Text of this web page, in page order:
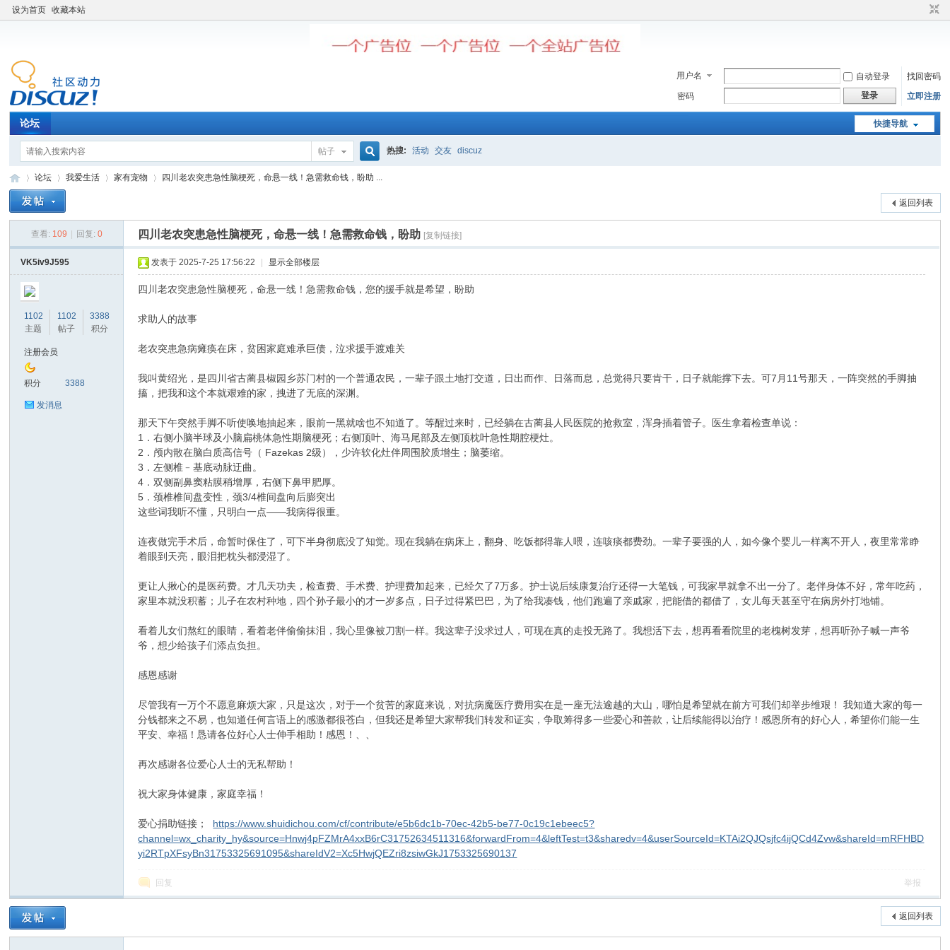
设为首页 收藏本站
用户名 自动登录
找回密码
密码
登录 立即注册
快捷导航
论坛
帖子
搜
索
热搜: 活动 交友 discuz
论坛
›
我爱生活
›
家有宠物
›
四川老农突患急性脑梗死，命悬一线！急需救命钱，盼助 ...
返回列表
查看: 109 回复: 0 四川老农突患急性脑梗死，命悬一线！急需救命钱，盼助 [复制链接]
VK5iv9J595
1102
主题
1102
帖子
3388
积分
注册会员
积分 3388
发消息
发表于 2025-7-25 17:56:22 显示全部楼层
四川老农突患急性脑梗死，命悬一线！急需救命钱，您的援手就是希望，盼助
求助人的故事
老农突患急病瘫痪在床，贫困家庭难承巨债，泣求援手渡难关
我叫黄绍光，是四川省古蔺县椒园乡苏门村的一个普通农民，一辈子跟土地打交道，日出而作、日落而息，总觉得只要肯干，日子就能撑下去。可7月11号那天，一阵突然的手脚抽
搐，把我和这个本就艰难的家，拽进了无底的深渊。
那天下午突然手脚不听使唤地抽起来，眼前一黑就啥也不知道了。等醒过来时，已经躺在古蔺县人民医院的抢救室，浑身插着管子。医生拿着检查单说：
1．右侧小脑半球及小脑扁桃体急性期脑梗死；右侧顶叶、海马尾部及左侧顶枕叶急性期腔梗灶。
2．颅内散在脑白质高信号（ Fazekas 2级），少许软化灶伴周围胶质增生；脑萎缩。
3．左侧椎﹣基底动脉迂曲。
4．双侧副鼻窦粘膜稍增厚，右侧下鼻甲肥厚。
5．颈椎椎间盘变性，颈3/4椎间盘向后膨突出
这些词我听不懂，只明白一点——我病得很重。
连夜做完手术后，命暂时保住了，可下半身彻底没了知觉。现在我躺在病床上，翻身、吃饭都得靠人喂，连咳痰都费劲。一辈子要强的人，如今像个婴儿一样离不开人，夜里常常睁
着眼到天亮，眼泪把枕头都浸湿了。
更让人揪心的是医药费。才几天功夫，检查费、手术费、护理费加起来，已经欠了7万多。护士说后续康复治疗还得一大笔钱，可我家早就拿不出一分了。老伴身体不好，常年吃药，
家里本就没积蓄；儿子在农村种地，四个孙子最小的才一岁多点，日子过得紧巴巴，为了给我凑钱，他们跑遍了亲戚家，把能借的都借了，女儿每天甚至守在病房外打地铺。
看着儿女们熬红的眼睛，看着老伴偷偷抹泪，我心里像被刀割一样。我这辈子没求过人，可现在真的走投无路了。我想活下去，想再看看院里的老槐树发芽，想再听孙子喊一声爷
爷，想少给孩子们添点负担。
感恩感谢
尽管我有一万个不愿意麻烦大家，只是这次，对于一个贫苦的家庭来说，对抗病魔医疗费用实在是一座无法逾越的大山，哪怕是希望就在前方可我们却举步维艰！ 我知道大家的每一
分钱都来之不易，也知道任何言语上的感激都很苍白，但我还是希望大家帮我们转发和证实，争取筹得多一些爱心和善款，让后续能得以治疗！感恩所有的好心人，希望你们能一生
平安、幸福！恳请各位好心人士伸手相助！感恩！、、
再次感谢各位爱心人士的无私帮助！
祝大家身体健康，家庭幸福！
爱心捐助链接； https://www.shuidichou.com/cf/contribute/e5b6dc1b-70ec-42b5-be77-0c19c1ebeec5?
channel=wx_charity_hy&source=Hnwj4pFZMrA4xxB6rC31752634511316&forwardFrom=4&leftTest=t3&sharedv=4&userSourceId=KTAi2QJQsjfc4ijQCd4Zvw&shareId=mRFHBD
yi2RTpXFsyBn31753325691095&shareIdV2=Xc5HwjQEZri8zsiwGkJ1753325690137
回复 举报
返回列表